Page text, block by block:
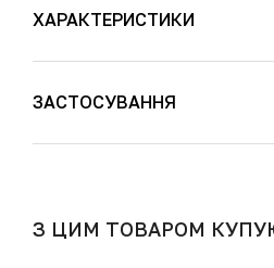
ХАРАКТЕРИСТИКИ
ЗАСТОСУВАННЯ
З ЦИМ ТОВАРОМ